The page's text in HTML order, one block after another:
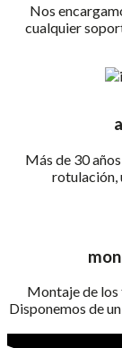
Nos
cualquier
Más de 30
rotulación,
Montaje de los
Disponemos de